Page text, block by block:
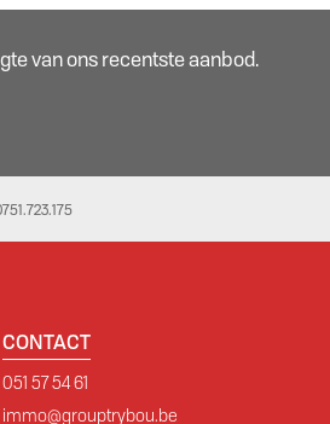
van ons recentste aanbod.
CONTACT
051 57 54 61
immo@grouptrybou.be